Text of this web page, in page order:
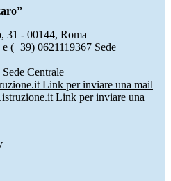
31 - 00144, Roma
(+39) 0621119367 Sede
Centrale
Link per inviare una mail
Link per inviare una